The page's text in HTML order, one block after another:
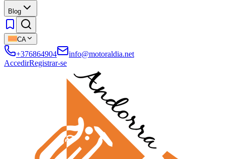
Blog
CA
+376864904
info@motoraldia.net
AccedirRegistrar-se